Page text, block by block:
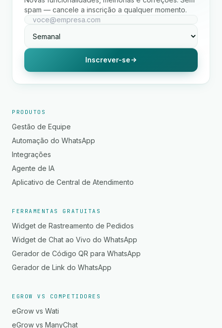
spam — cancele a inscrição a qualquer momento.
Inscrever-se
PRODUTOS
Gestão de Equipe
Automação do WhatsApp
Integrações
Agente de IA
Aplicativo de Central de Atendimento
FERRAMENTAS GRATUITAS
Widget de Rastreamento de Pedidos
Widget de Chat ao Vivo do WhatsApp
Gerador de Código QR para WhatsApp
Gerador de Link do WhatsApp
EGROW VS COMPETIDORES
eGrow vs Wati
eGrow vs ManyChat